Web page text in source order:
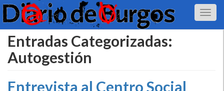
Entradas Categorizadas:
Autogestión
Entrevista al Centro Social